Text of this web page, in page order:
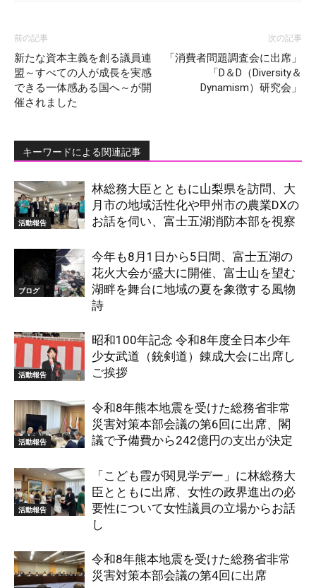
前の記事
新たな資本主義を創る議員連
盟～すべての人が成長を実感
できる一体感ある国へ～が開
催されました
次の記事
「消費者問題調査会に出席」
「D＆D（Diversity＆
Dynamism）研究会」
キーワードによる関連記事
活動報告
林総務大臣とともに山梨県を訪問、大
月市の地域活性化や甲州市の農業DXの
お話を伺い、富士五湖消防本部を視察
ブログ
今年も8月1日から5日間、富士五湖の
花火大会が盛大に開催、富士山を望む
湖畔を舞台に地域の夏を象徴する風物
詩
活動報告
昭和100年記念 令和8年度全日本少年
少女武道（銃剣道）錬成大会に出席し
ご挨拶
活動報告
令和8年熊本地震を受けた総務省非常
災害対策本部会議の第6回に出席、閣
議で予備費から242億円の支出が決定
活動報告
「こども霞が関見学デー」に林総務大
臣とともに出席、女性の政界進出の必
要性について女性議員の立場からお話
し
令和8年熊本地震を受けた総務省非常
災害対策本部会議の第4回に出席